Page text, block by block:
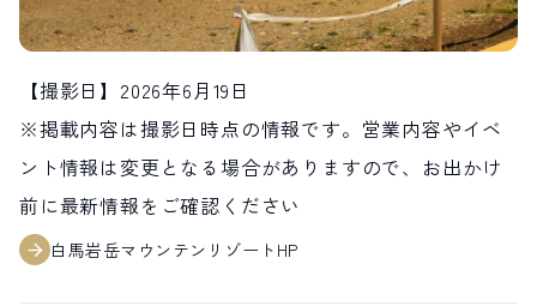
【撮影日】2026年6月19日
※掲載内容は撮影日時点の情報です。営業内容やイベ
ント情報は変更となる場合がありますので、お出かけ
前に最新情報をご確認ください
白馬岩岳マウンテンリゾートHP